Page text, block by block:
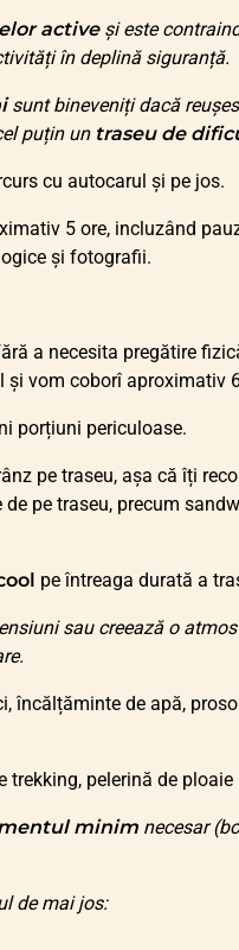
activeși este
în deplină siguranță.
sunt bineveniți dacă
puțin un traseu de
cu autocarul și pe jos.
5 ore, incluzând
și fotografii.
a necesita pregătire
și vom coborî aproximativ
porțiuni periculoase.
pe traseu, așa că îți
pe traseu, precum
pe întreaga durată a
sau creează o
încălțăminte de apă,
trekking, pelerină de ploaie
minim necesar
de mai jos: